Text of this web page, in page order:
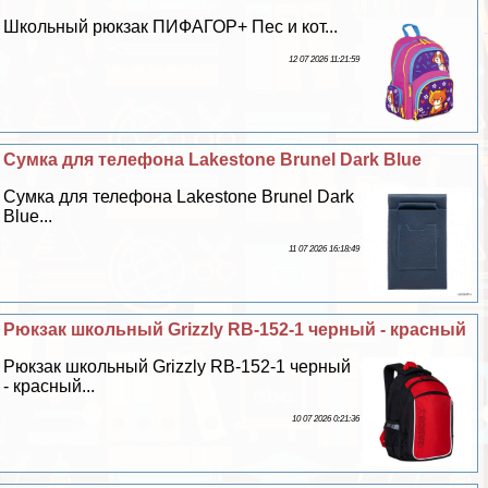
Школьный рюкзак ПИФАГОР+ Пес и кот...
12 07 2026 11:21:59
Сумка для телефона Lakestone Brunel Dark Blue
Сумка для телефона Lakestone Brunel Dark
Blue...
11 07 2026 16:18:49
Рюкзак школьный Grizzly RB-152-1 черный - красный
Рюкзак школьный Grizzly RB-152-1 черный
- красный...
10 07 2026 0:21:36